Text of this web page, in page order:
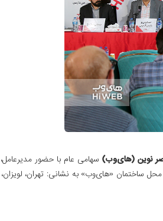
نوین (های‌وب) سهامی عام با حضور
و اوراق بهادار، حسابرس و بازرس قانونی و جمعی از سهامداران (۶۳/۴۷ درصد سهامداران) از ساعت ۰۸:۰۰ صبح در محل ساختمان